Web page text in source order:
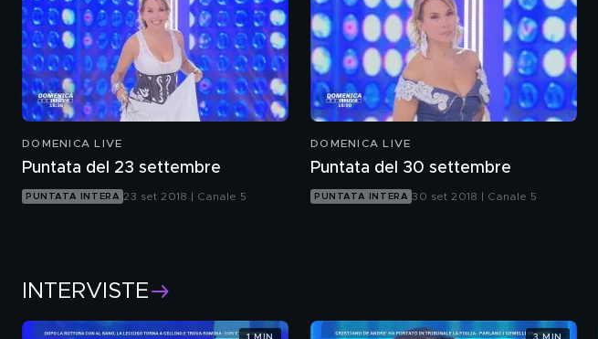
DOMENICA LIVE
Puntata del 23 settembre
PUNTATA INTERA 23 set 2018 | Canale 5
DOMENICA LIVE
Puntata del 30 settembre
PUNTATA INTERA 30 set 2018 | Canale 5
INTERVISTE
1 MIN 3 MIN